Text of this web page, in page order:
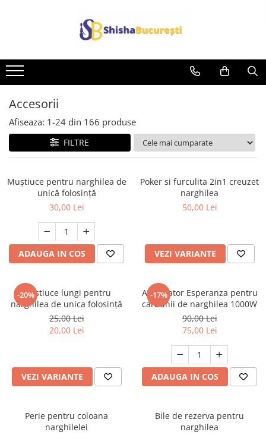
Accesorii
Afiseaza: 1-24 din 166 produse
FILTRE
Muștiuce pentru narghilea de
unică folosință
30,00 Lei
ADAUGA IN COS
Poker si furculita 2in1 creuzet
narghilea
50,00 Lei
VEZI VARIANTE
-20%
Mustiuce lungi pentru
narghilea de unica folosință
25,00 Lei
20,00 Lei
VEZI VARIANTE
-17%
Aprinzator Esperanza pentru
carbunii de narghilea 1000W
90,00 Lei
75,00 Lei
ADAUGA IN COS
Perie pentru coloana
narghilelei
Bile de rezerva pentru
narghilea